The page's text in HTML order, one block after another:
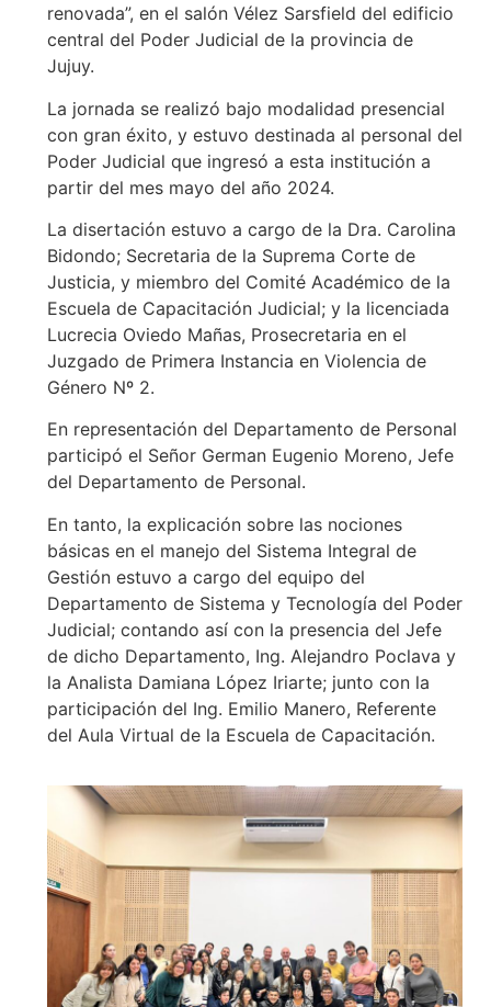
renovada”, en el salón Vélez Sarsfield del edificio
central del Poder Judicial de la provincia de
Jujuy.
La jornada se realizó bajo modalidad presencial
con gran éxito, y estuvo destinada al personal del
Poder Judicial que ingresó a esta institución a
partir del mes mayo del año 2024.
La disertación estuvo a cargo de la Dra. Carolina
Bidondo; Secretaria de la Suprema Corte de
Justicia, y miembro del Comité Académico de la
Escuela de Capacitación Judicial; y la licenciada
Lucrecia Oviedo Mañas, Prosecretaria en el
Juzgado de Primera Instancia en Violencia de
Género Nº 2.
En representación del Departamento de Personal
participó el Señor German Eugenio Moreno, Jefe
del Departamento de Personal.
En tanto, la explicación sobre las nociones
básicas en el manejo del Sistema Integral de
Gestión estuvo a cargo del equipo del
Departamento de Sistema y Tecnología del Poder
Judicial; contando así con la presencia del Jefe
de dicho Departamento, Ing. Alejandro Poclava y
la Analista Damiana López Iriarte; junto con la
participación del Ing. Emilio Manero, Referente
del Aula Virtual de la Escuela de Capacitación.